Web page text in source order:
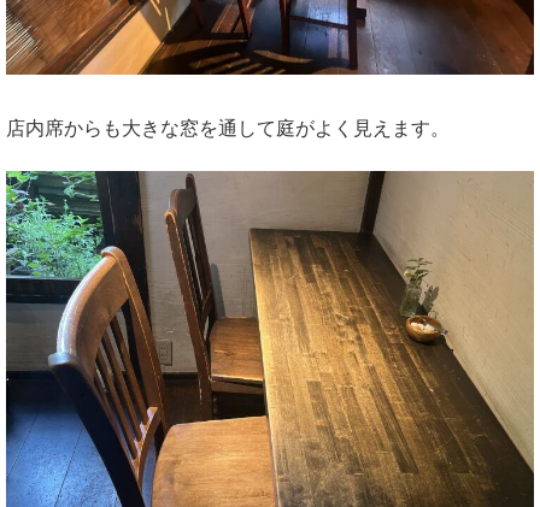
店内席からも大きな窓を通して庭がよく見えます。